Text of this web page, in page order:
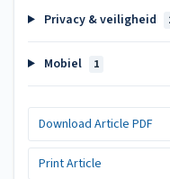
Privacy & veiligheid
Mobiel 1
Download Article PDF
Print Article